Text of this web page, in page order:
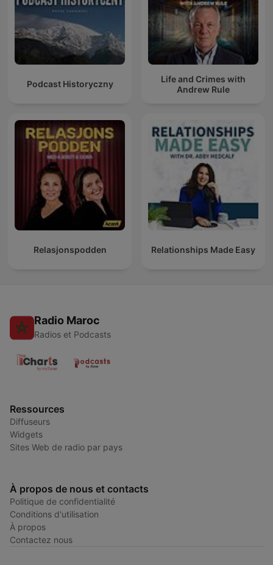
Podcast Historyczny
Life and Crimes with
Andrew Rule
Relasjonspodden Relationships Made Easy
Radio Maroc
Radios et Podcasts
Ressources
Diffuseurs
Widgets
Sites Web de radio par pays
À propos de nous et contacts
Politique de confidentialité
Conditions d'utilisation
À propos
Contactez nous